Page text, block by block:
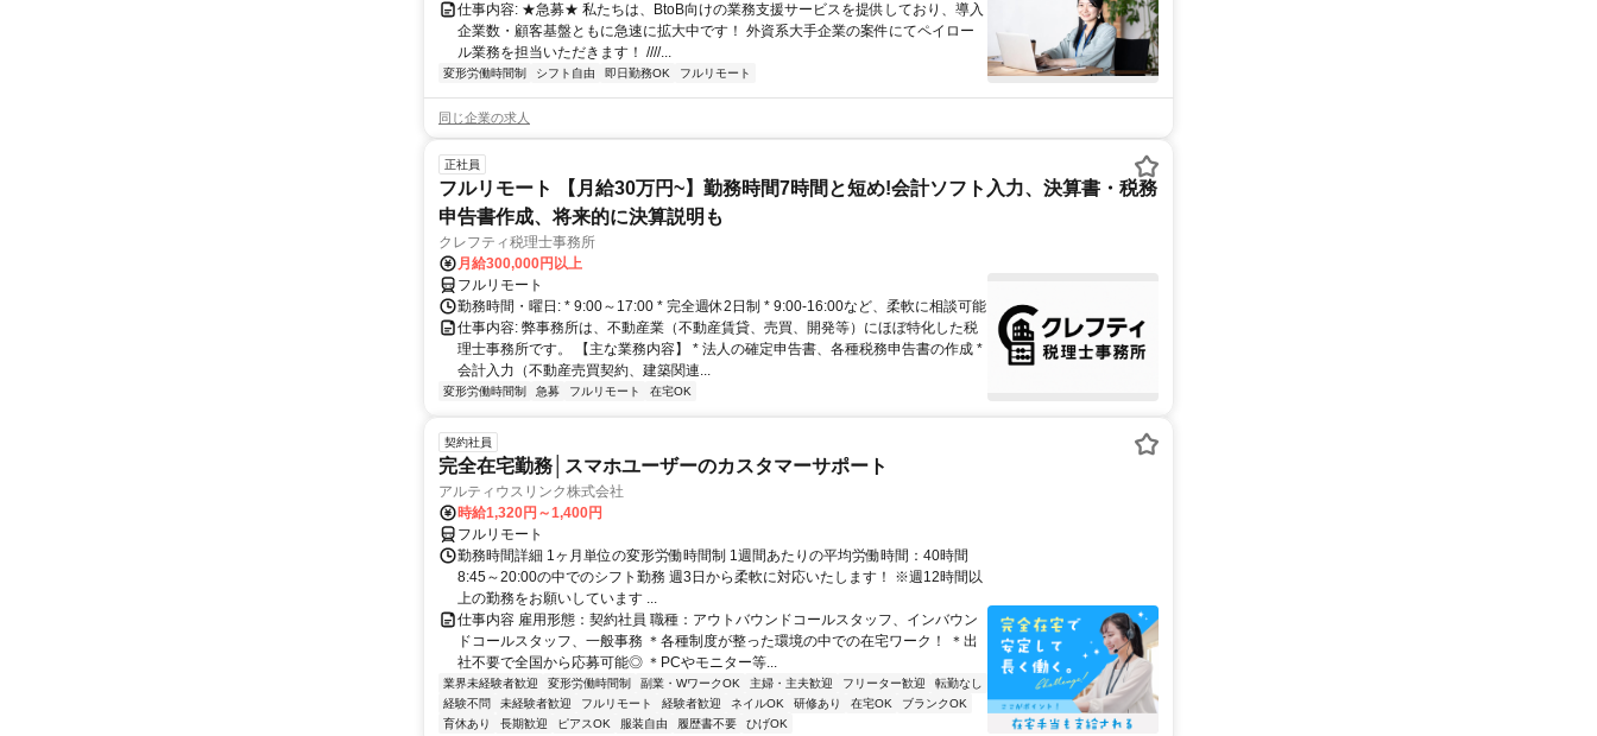
仕事内容: ★急募★ 私たちは、BtoB向けの業務支援サービスを提供しており、導入
企業数・顧客基盤ともに急速に拡大中です！ 外資系大手企業の案件にてペイロー
ル業務を担当いただきます！ ////...
変形労働時間制 シフト自由 即日勤務OK フルリモート
同じ企業の求人
正社員
フルリモート 【月給30万円~】勤務時間7時間と短め!会計ソフト入力、決算書・税務
申告書作成、将来的に決算説明も
クレフティ税理士事務所
月給300,000円以上
フルリモート
勤務時間・曜日: * 9:00～17:00 * 完全週休2日制 * 9:00-16:00など、柔軟に相談可能
仕事内容: 弊事務所は、不動産業（不動産賃貸、売買、開発等）にほぼ特化した税
理士事務所です。 【主な業務内容】 * 法人の確定申告書、各種税務申告書の作成 *
会計入力（不動産売買契約、建築関連...
変形労働時間制 急募 フルリモート 在宅OK
契約社員
完全在宅勤務│スマホユーザーのカスタマーサポート
アルティウスリンク株式会社
時給1,320円～1,400円
フルリモート
勤務時間詳細 1ヶ月単位の変形労働時間制 1週間あたりの平均労働時間：40時間
8:45～20:00の中でのシフト勤務 週3日から柔軟に対応いたします！ ※週12時間以
上の勤務をお願いしています ...
仕事内容 雇用形態：契約社員 職種：アウトバウンドコールスタッフ、インバウン
ドコールスタッフ、一般事務 ＊各種制度が整った環境の中での在宅ワーク！ ＊出
社不要で全国から応募可能◎ ＊PCやモニター等...
業界未経験者歓迎 変形労働時間制 副業・WワークOK 主婦・主夫歓迎 フリーター歓迎
転勤なし
経験不問
未経験者歓迎 フルリモート 経験者歓迎 ネイルOK 研修あり 在宅OK
ブランクOK
育休あり
長期歓迎 ピアスOK 服装自由 履歴書不要 ひげOK